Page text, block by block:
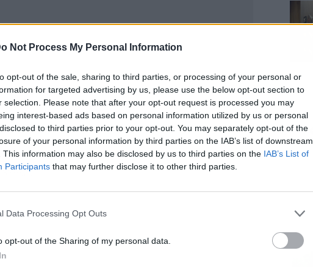
Not Process My Personal Information
opt-out of the sale, sharing to third parties, or processing of your personal or
for targeted advertising by us, please use the below opt-out section to
selection. Please note that after your opt-out request is processed you may
interest-based ads based on personal information utilized by us or personal
to third parties prior to your opt-out. You may separately opt-out of the
of your personal information by third parties on the IAB’s list of downstream
This information may also be disclosed by us to third parties on the IAB’s List of
Participants that may further disclose it to other third parties.
Data Processing Opt Outs
opt-out of the Sharing of my personal data.